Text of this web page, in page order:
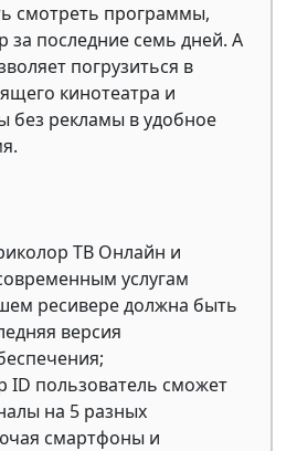
смотреть программы,
последние семь дней. А
погрузиться в
кинотеатра и
без рекламы в удобное
ТВ Онлайн и
услугам
ресивере должна быть
версия
ID пользователь сможет
на 5 разных
смартфоны и